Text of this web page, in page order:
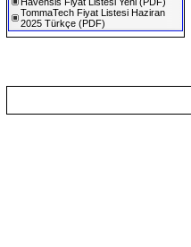
TommaTech Fiyat Listesi Haziran
2025 Türkçe (PDF)